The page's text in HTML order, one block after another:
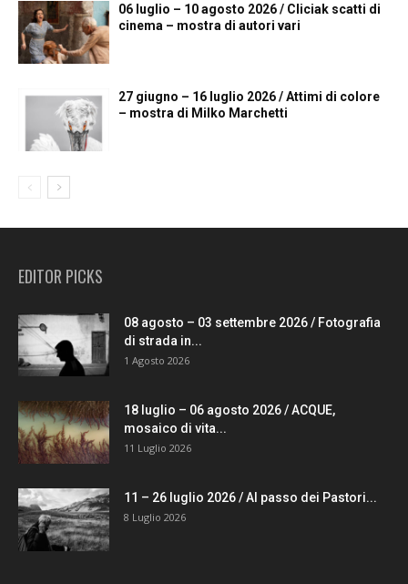
06 luglio – 10 agosto 2026 / Cliciak scatti di
cinema – mostra di autori vari
27 giugno – 16 luglio 2026 / Attimi di colore
– mostra di Milko Marchetti
EDITOR PICKS
08 agosto – 03 settembre 2026 / Fotografia
di strada in...
1 Agosto 2026
18 luglio – 06 agosto 2026 / ACQUE,
mosaico di vita...
11 Luglio 2026
11 – 26 luglio 2026 / Al passo dei Pastori...
8 Luglio 2026